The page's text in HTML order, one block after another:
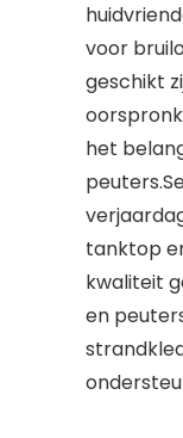
voor
geschikt
het
tanktop
kwaliteit
en